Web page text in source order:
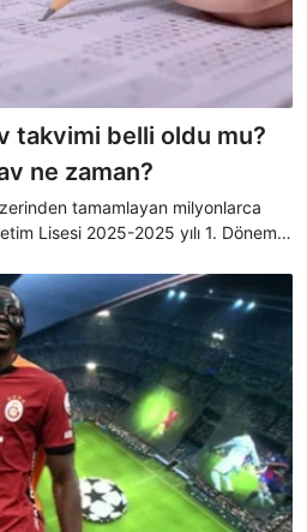
takvimi belli oldu mu?
ne zaman?
Lisesi 2025-2025 yılı 1. Dönem
sınav takvimi de netlik
e-sınav ne zaman?